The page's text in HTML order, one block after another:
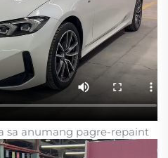
sa anumang pagre-repaint